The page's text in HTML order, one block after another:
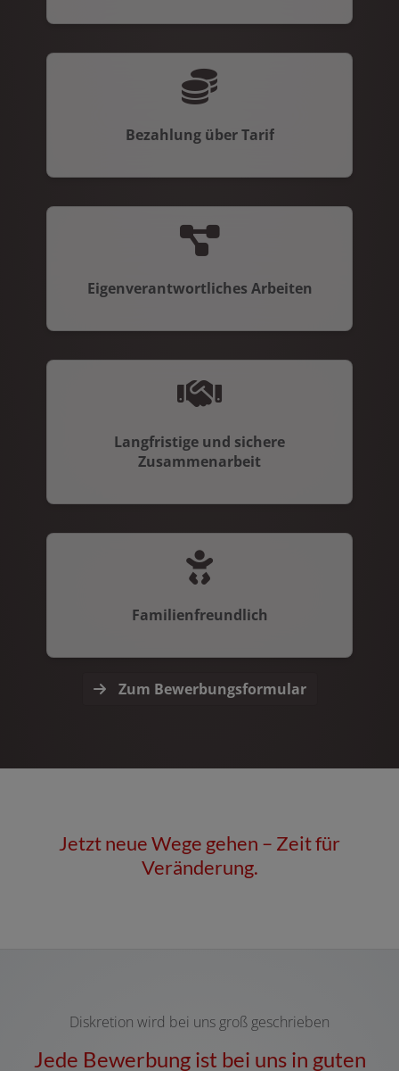
Bezahlung über Tarif
Eigenverantwortliches Arbeiten
Langfristige und sichere
Zusammenarbeit
Familienfreundlich
Zum Bewerbungsformular
Jetzt neue Wege gehen – Zeit für
Veränderung.
Diskretion wird bei uns groß geschrieben
Jede Bewerbung ist bei uns in guten